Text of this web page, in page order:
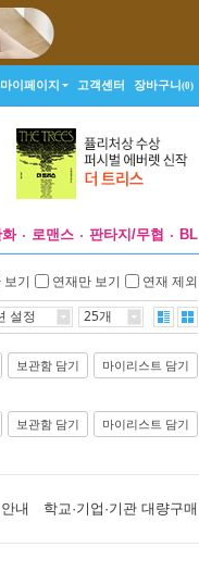
마이페이지 고객센터 장바구니(0)
화 로맨스 판타지/무협 BL
보기 연재만 보기 연재 제외
설정 25개
보관함 담기 마이리스트 담기
보관함 담기 마이리스트 담기
내 학교·기업·기관 대량구매